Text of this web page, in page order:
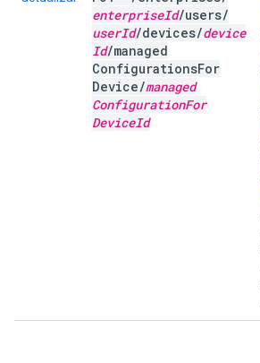
enterpriseId/users/
userId/devices/device
Id/managed
ConfigurationsFor
Device/managed
ConfigurationFor
DeviceId